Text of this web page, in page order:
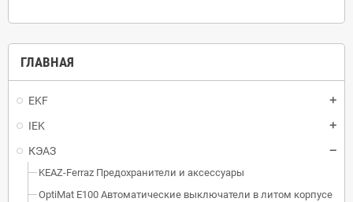
ГЛАВНАЯ
EKF
IEK
КЭАЗ
KEAZ-Ferraz Предохранители и аксессуары
OptiMat E100 Автоматические выключатели в литом корпусе